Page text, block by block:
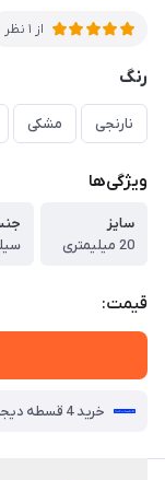
از 1 نظر
رنگ
نارنجی مشکی
ویژگی‌ها
سایز
20 میلیمتری
قیمت:
خرید 4 قسطه دیجی پی